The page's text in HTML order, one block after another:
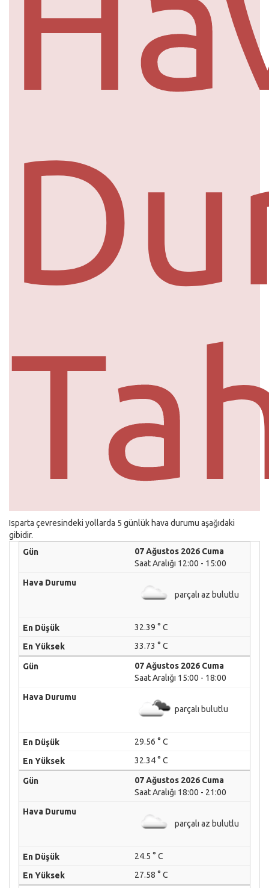
Isparta çevresindeki yollarda 5 günlük hava durumu aşağıdaki
gibidir.
07 Ağustos 2026 Cuma
Saat Aralığı 12:00 - 15:00
parçalı az bulutlu
32.39 ° C
33.73 ° C
07 Ağustos 2026 Cuma
Saat Aralığı 15:00 - 18:00
parçalı bulutlu
29.56 ° C
32.34 ° C
07 Ağustos 2026 Cuma
Saat Aralığı 18:00 - 21:00
parçalı az bulutlu
24.5 ° C
27.58 ° C